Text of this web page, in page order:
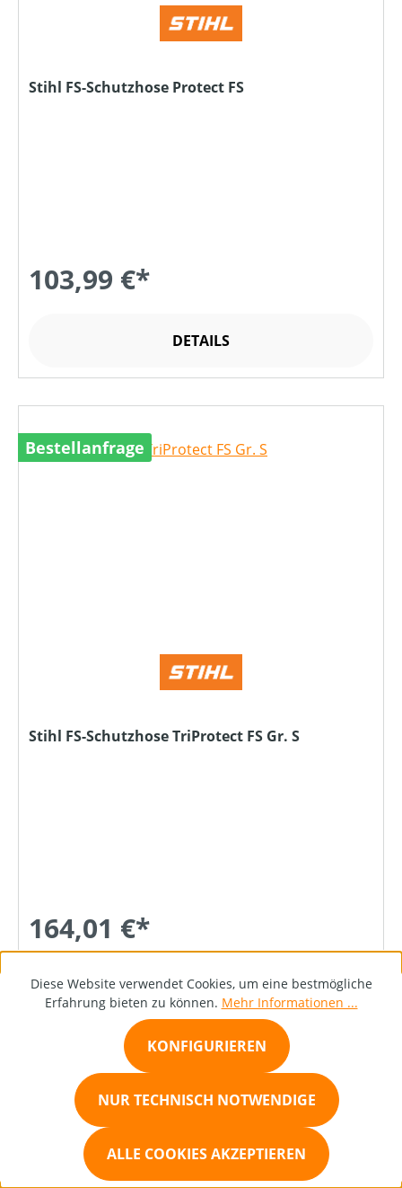
Stihl FS-Schutzhose Protect FS
103,99 €*
DETAILS
Bestellanfrage
Stihl FS-Schutzhose TriProtect FS Gr. S
164,01 €*
DETAILS
Bestellanfrage
Diese Website verwendet Cookies, um eine bestmögliche
Erfahrung bieten zu können. Mehr Informationen ...
NUR TECHNISCH NOTWENDIGE
KONFIGURIEREN
ALLE COOKIES AKZEPTIEREN